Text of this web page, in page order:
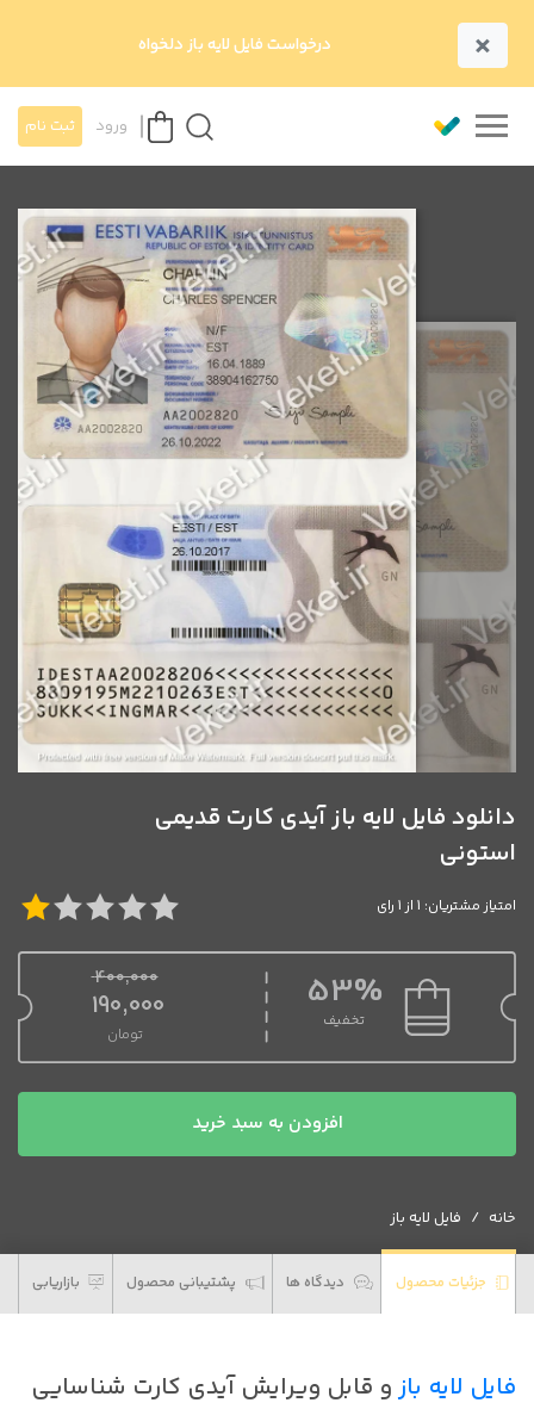
× درخواست فایل لایه باز دلخواه
ورود ثبت نام
دانلود فایل لایه باز آیدی کارت قدیمی
استونی
امتیاز مشتریان: 1 از 1 رای
53%
تخفیف
400,000
قیمت اصلی 400,000 تومان بود.
190,000
تومان
قیمت فعلی 190,000 تومان است.
لایه
آیدی
کارت
قدیمی
افزودن به سبد خرید
خانه فایل لایه باز
جزئیات محصول دیدگاه ها پشتیبانی محصول بازاریابی
فایل لایه بازو قابل ویرایش آیدی کارت شناسایی